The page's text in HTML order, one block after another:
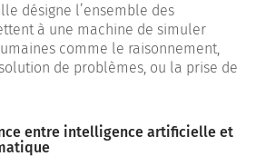
désigne l’ensemble des
à une machine de simuler
comme le raisonnement,
de problèmes, ou la prise de
entre intelligence artificielle et